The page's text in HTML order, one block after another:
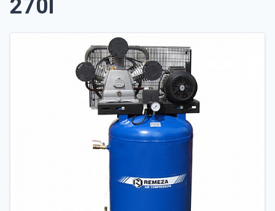
270l